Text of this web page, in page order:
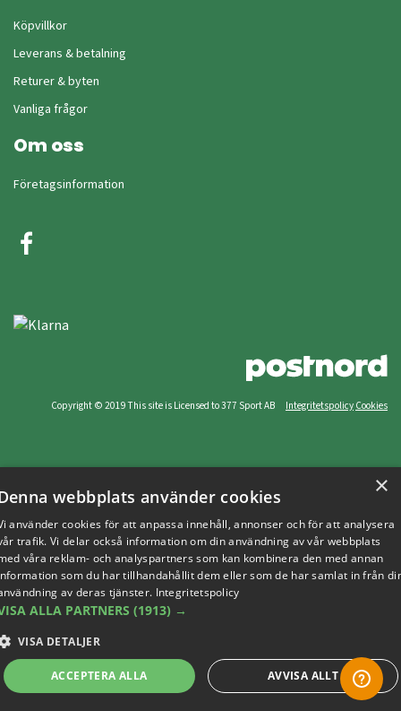
Köpvillkor
Leverans & betalning
Returer & byten
Vanliga frågor
Om oss
Företagsinformation
Copyright © 2019 This site is Licensed to 377 Sport AB Integritetspolicy Cookies
×
webbplats använder cookies
använder cookies för att anpassa innehåll, annonser och för att analysera
trafik. Vi delar också information om din användning av vår webbplats
våra reklam- och analyspartners som kan kombinera den med annan
som du har tillhandahållit dem eller som de har samlat in från
av deras tjänster. Integritetspolicy
ALLA PARTNERS (1913) →
VISA DETALJER
ACCEPTERA ALLA AVVISA ALLT